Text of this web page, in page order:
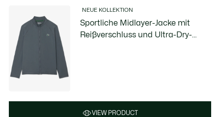
NEUE KOLLEKTION
Sportliche Midlayer-Jacke mit
Reißverschluss und Ultra-Dry-
VIEW PRODUCT